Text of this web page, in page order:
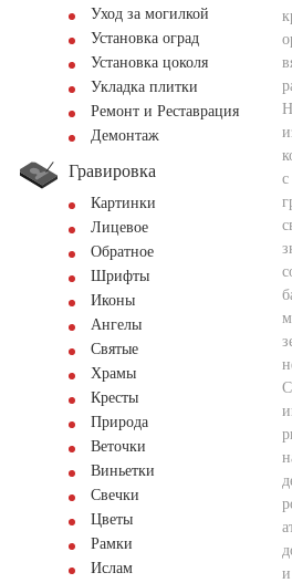
Уход за могилкой
Установка оград
Установка цоколя
Укладка плитки
Ремонт и Реставрация
Демонтаж
Гравировка
Картинки
Лицевое
Обратное
Шрифты
Иконы
Ангелы
Святые
Храмы
Кресты
Природа
Веточки
Виньетки
Свечки
Цветы
Рамки
Ислам
и